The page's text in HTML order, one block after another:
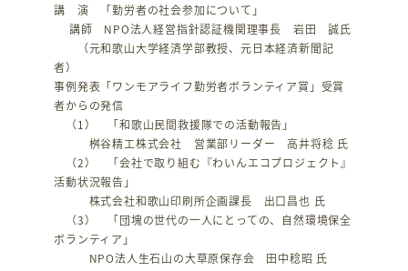
o
k
講 演 「勤労者の社会参加について」
講師 NPO法人経営指針認証機関理事長 岩田 誠氏
（元和歌山大学経済学部教授、元日本経済新聞記
者）
事例発表「ワンモアライフ勤労者ボランティア賞」受賞
者からの発信
（1） 「和歌山民間救援隊での活動報告」
桝谷精工株式会社 営業部リーダー 高井将稔 氏
（2） 「会社で取り組む『わいんエコプロジェクト』
活動状況報告」
株式会社和歌山印刷所企画課長 出口昌也 氏
（3） 「団塊の世代の一人にとっての、自然環境保全
ボランティア」
NPO法人生石山の大草原保存会 田中稔昭 氏